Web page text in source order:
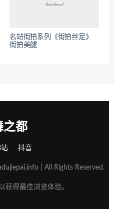
名站街拍系列《街拍丝足》
街拍美腿
之都
站 抖音
| All Rights Reserved.
获得最佳浏览体验。